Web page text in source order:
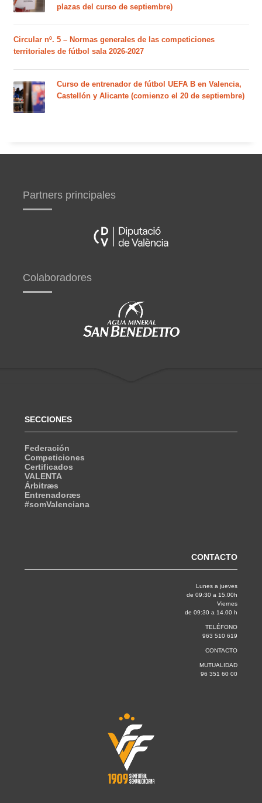
plazas del curso de septiembre)
Circular nº. 5 – Normas generales de las competiciones
territoriales de fútbol sala 2026-2027
Curso de entrenador de fútbol UEFA B en Valencia,
Castellón y Alicante (comienzo el 20 de septiembre)
Partners principales
Colaboradores
SECCIONES
Federación
Competiciones
Certificados
VALENTA
Árbitræs
Entrenadoræs
#somValenciana
CONTACTO
Lunes a jueves
de 09:30 a 15.00h
Viernes
de 09:30 a 14.00 h
TELÉFONO
963 510 619
CONTACTO
MUTUALIDAD
96 351 60 00